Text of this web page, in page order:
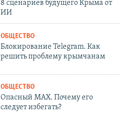
8 сценариев будущего Крыма от
ИИ
ОБЩЕСТВО
Блокирование Telegram. Как
решить проблему крымчанам
ОБЩЕСТВО
Опасный MAX. Почему его
следует избегать?